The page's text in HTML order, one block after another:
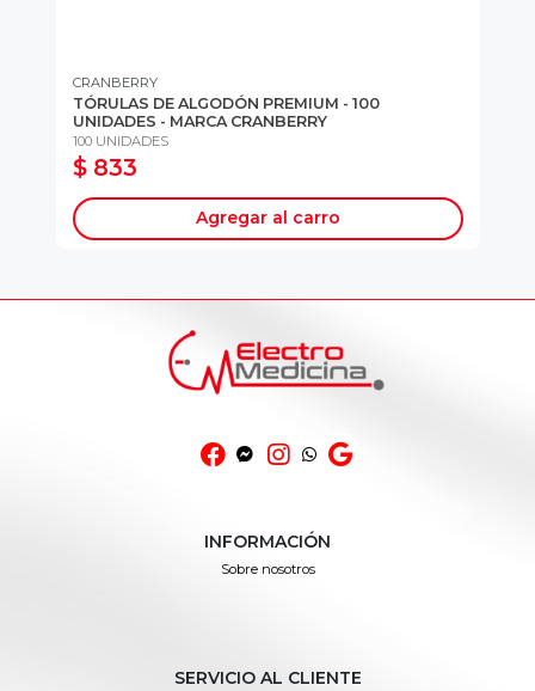
CRANBERRY
TÓRULAS DE ALGODÓN PREMIUM - 100
UNIDADES - MARCA CRANBERRY
100 UNIDADES
$ 833
Agregar al carro
INFORMACIÓN
Sobre nosotros
SERVICIO AL CLIENTE